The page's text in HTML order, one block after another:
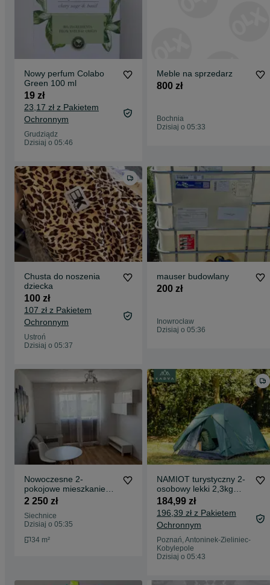
Nowy perfum Colabo
Green 100 ml
19 zł
23,17 zł z Pakietem
Ochronnym
Grudziądz
Dzisiaj o 05:46
Meble na sprzedarz
800 zł
Bochnia
Dzisiaj o 05:33
Chusta do noszenia
dziecka
100 zł
107 zł z Pakietem
Ochronnym
Ustroń
Dzisiaj o 05:37
mauser budowlany
200 zł
Inowrocław
Dzisiaj o 05:36
Nowoczesne 2-
pokojowe mieszkanie
34m² | winda | miejsce
2 250 zł
Siechnice
Dzisiaj o 05:35
34 m²
NAMIOT turystyczny 2-
osobowy lekki 2,3kg
kempingowy
184,99 zł
196,39 zł z Pakietem
Ochronnym
Poznań, Antoninek-Zieliniec-
Kobylepole
Dzisiaj o 05:43